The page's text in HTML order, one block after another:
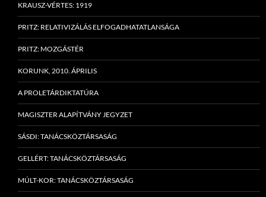
KRAUSZ-VÉRTES: 1919
PRITZ: RELATIVIZÁLÁS ELFOGADHATATLANSÁGA
PRITZ: MOZGÁSTÉR
KORUNK, 2010. ÁPRILIS
A PROLETÁRDIKTATÚRA
MAGISZTER ALAPÍTVÁNY JEGYZET
SÁSDI: TANÁCSKÖZTÁRSASÁG
GELLÉRT: TANÁCSKÖZTÁRSASÁG
MÚLT-KOR: TANÁCSKÖZTÁRSASÁG